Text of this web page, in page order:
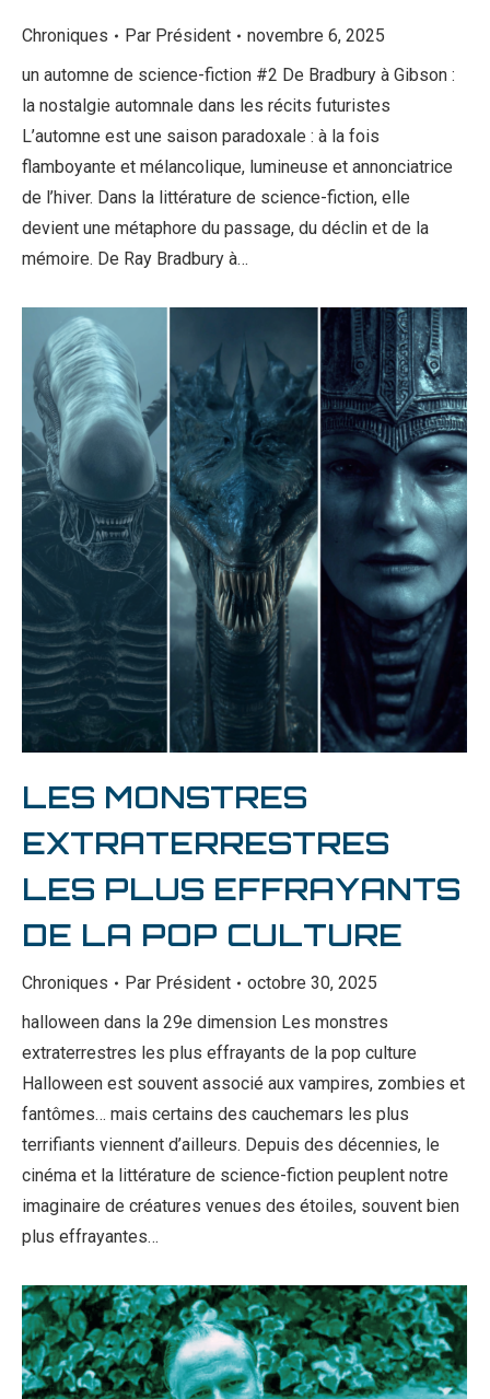
Chroniques Par Président
novembre 6, 2025
un automne de science-fiction #2 De Bradbury à Gibson :
la nostalgie automnale dans les récits futuristes
L’automne est une saison paradoxale : à la fois
flamboyante et mélancolique, lumineuse et annonciatrice
de l’hiver. Dans la littérature de science-fiction, elle
devient une métaphore du passage, du déclin et de la
mémoire. De Ray Bradbury à…
LES MONSTRES
EXTRATERRESTRES
LES PLUS EFFRAYANTS
DE LA POP CULTURE
Chroniques Par Président
octobre 30, 2025
halloween dans la 29e dimension Les monstres
extraterrestres les plus effrayants de la pop culture
Halloween est souvent associé aux vampires, zombies et
fantômes… mais certains des cauchemars les plus
terrifiants viennent d’ailleurs. Depuis des décennies, le
cinéma et la littérature de science-fiction peuplent notre
imaginaire de créatures venues des étoiles, souvent bien
plus effrayantes…